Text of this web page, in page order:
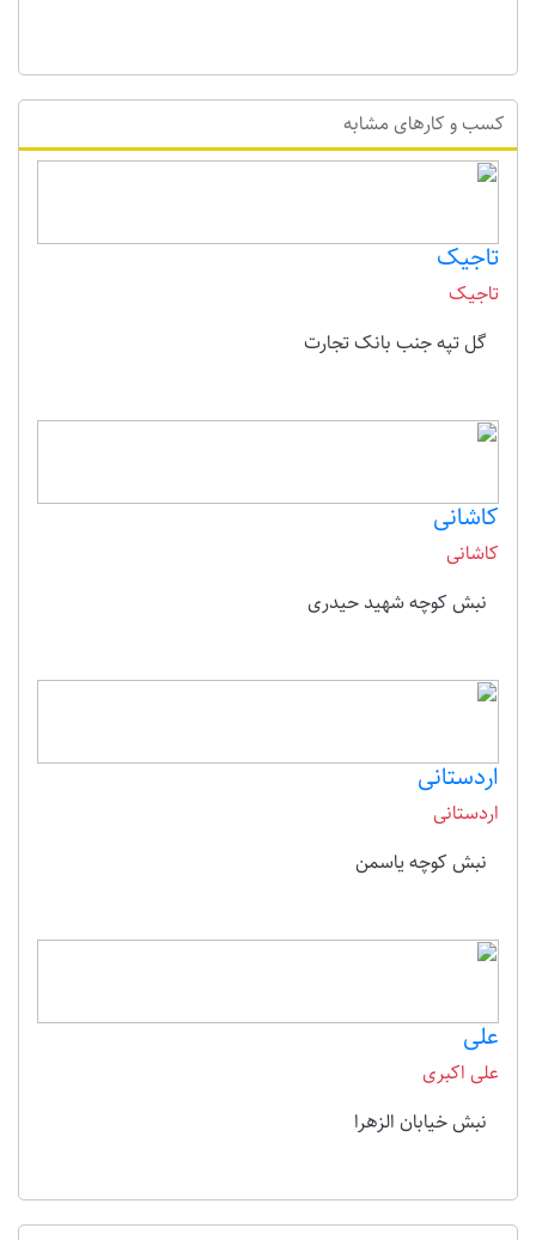
کسب و کارهای مشابه
تاجیک
تاجیک
گل تپه جنب بانک تجارت
کاشانی
کاشانی
نبش کوچه شهید حیدری
اردستانی
اردستانی
نبش کوچه یاسمن
علی
علی اکبری
نبش خیابان الزهرا